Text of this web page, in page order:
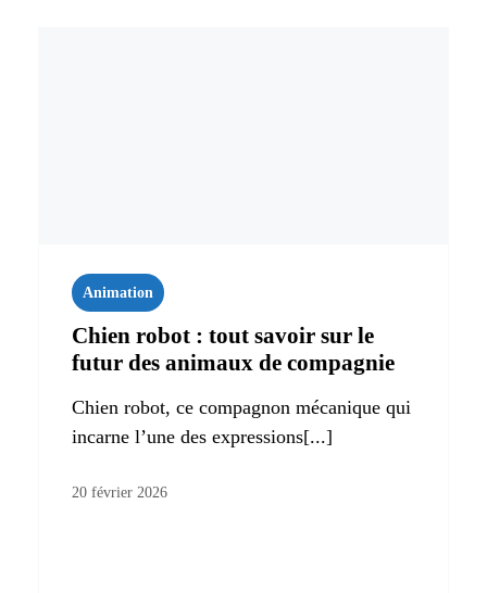
Animation
Chien robot : tout savoir sur le
futur des animaux de compagnie
Chien robot, ce compagnon mécanique qui
incarne l’une des expressions[...]
20 février 2026